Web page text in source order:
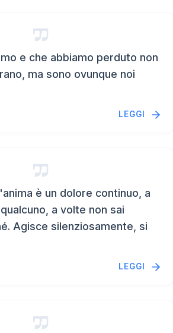
e che abbiamo perduto non
ma sono ovunque noi
LEGGI
è un dolore continuo, a
a volte non sai
Agisce silenziosamente, si
LEGGI